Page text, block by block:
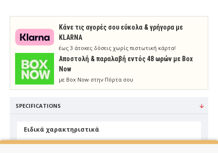
Κάνε τις αγορές σου εύκολα & γρήγορα με
KLARNA
έως 3 άτοκες δόσεις χωρίς πιστωτική κάρτα!
Aποστολή & παραλαβή εντός 48 ωρών με Box
Now
με Box Now στην Πόρτα σου
SPECIFICATIONS
Ειδικά χαρακτηριστικά
Υλικό Ριγνίτης